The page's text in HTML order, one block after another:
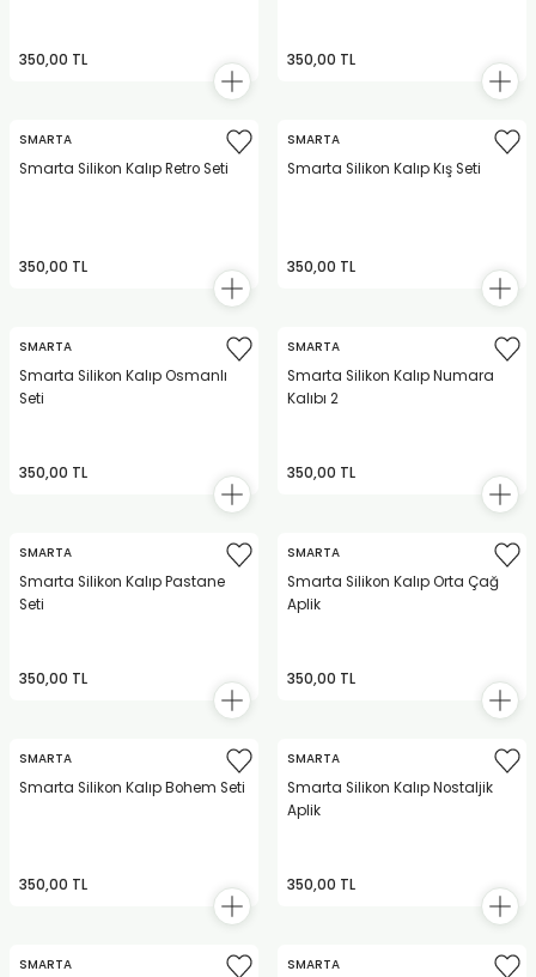
350,00 TL 350,00 TL
SMARTA
Smarta Silikon Kalıp Retro Seti
350,00 TL
SMARTA
Smarta Silikon Kalıp Kış Seti
350,00 TL
SMARTA
Smarta Silikon Kalıp Osmanlı
Seti
350,00 TL
SMARTA
Smarta Silikon Kalıp Numara
Kalıbı 2
350,00 TL
SMARTA
Smarta Silikon Kalıp Pastane
Seti
350,00 TL
SMARTA
Smarta Silikon Kalıp Orta Çağ
Aplik
350,00 TL
SMARTA
Smarta Silikon Kalıp Bohem Seti
350,00 TL
SMARTA
Smarta Silikon Kalıp Nostaljik
Aplik
350,00 TL
SMARTA SMARTA